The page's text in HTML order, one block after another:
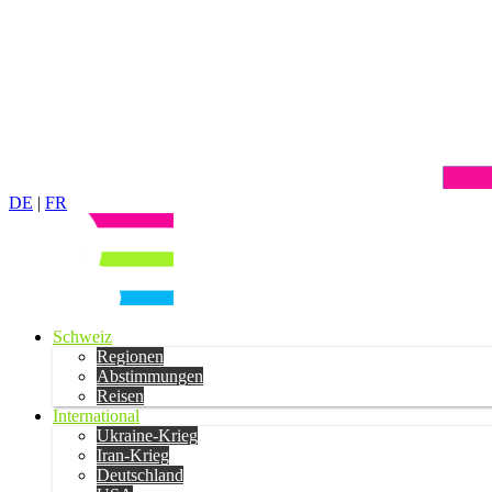
DE | FR
Schweiz
Regionen
Abstimmungen
Reisen
International
Ukraine-Krieg
Iran-Krieg
Deutschland